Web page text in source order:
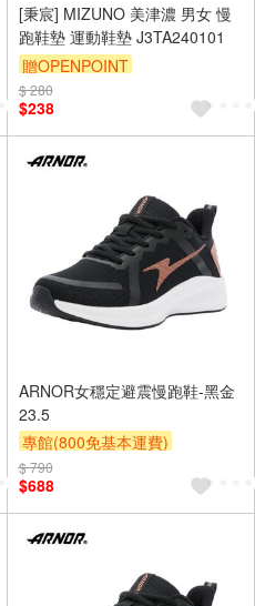
[秉宸] MIZUNO 美津濃 男女 慢
跑鞋墊 運動鞋墊 J3TA240101
贈OPENPOINT
$ 280
$238
ARNOR女穩定避震慢跑鞋-黑金
23.5
專館(800免基本運費)
滿額9折
$ 790
$688